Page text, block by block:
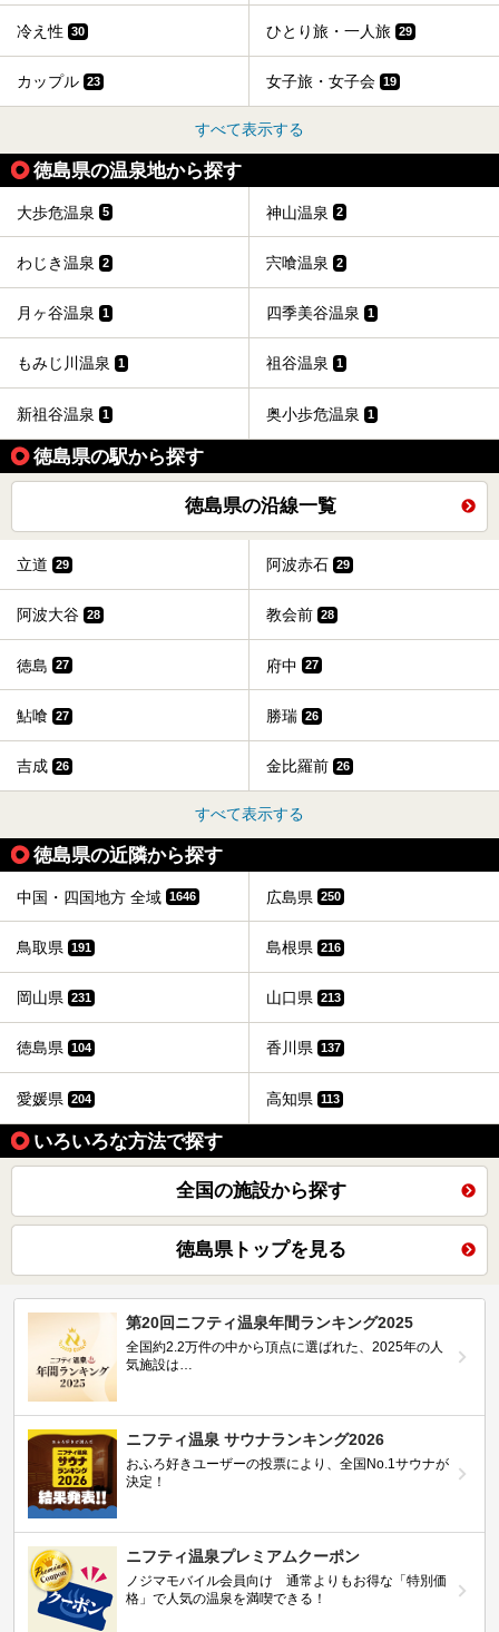
冷え性 30 ひとり旅・一人旅 29
カップル 23 女子旅・女子会 19
すべて表示する
徳島県の温泉地から探す
大歩危温泉 5 神山温泉 2
わじき温泉 2 宍喰温泉 2
月ヶ谷温泉 1 四季美谷温泉 1
もみじ川温泉 1 祖谷温泉 1
新祖谷温泉 1 奥小歩危温泉 1
徳島県の駅から探す
徳島県の沿線一覧
立道 29 阿波赤石 29
阿波大谷 28 教会前 28
徳島 27 府中 27
鮎喰 27 勝瑞 26
吉成 26 金比羅前 26
すべて表示する
徳島県の近隣から探す
中国・四国地方 全域 1646 広島県 250
鳥取県 191 島根県 216
岡山県 231 山口県 213
徳島県 104 香川県 137
愛媛県 204 高知県 113
いろいろな方法で探す
全国の施設から探す
徳島県トップを見る
第20回ニフティ温泉年間ランキング2025
全国約2.2万件の中から頂点に選ばれた、2025年の人
気施設は…
ニフティ温泉 サウナランキング2026
おふろ好きユーザーの投票により、全国No.1サウナが
決定！
ニフティ温泉プレミアムクーポン
ノジマモバイル会員向け 通常よりもお得な「特別価
格」で人気の温泉を満喫できる！